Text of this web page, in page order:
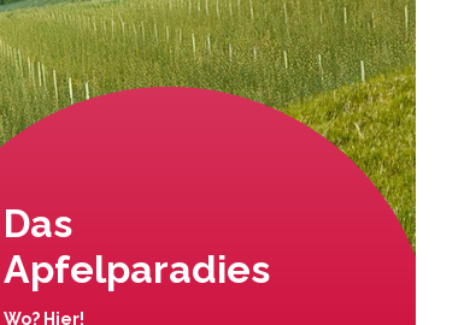
Das
Apfelparadies
Wo? Hier!